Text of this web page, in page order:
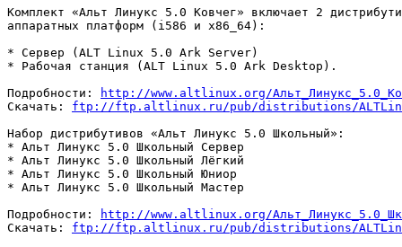
Комплект «Альт Линукс 5.0 Ковчег» включает 2
аппаратных платформ (i586 и x86_64):
* Сервер (ALT Linux 5.0 Ark Server)
* Рабочая станция (ALT Linux 5.0 Ark Desktop).
Подробности:
http://www.altlinux.org/
Скачать: ftp://ftp.altlinux.ru/pub/distributions/
Набор дистрибутивов «Альт Линукс 5.0 Школьный»:
* Альт Линукс 5.0 Школьный Сервер
* Альт Линукс 5.0 Школьный Лёгкий
* Альт Линукс 5.0 Школьный Юниор
* Альт Линукс 5.0 Школьный Мастер
Подробности:
http://www.altlinux.org/
Скачать: ftp://ftp.altlinux.ru/pub/distributions/